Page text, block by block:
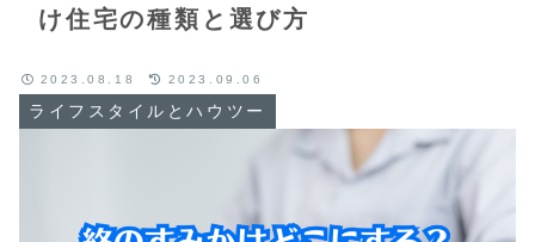
け住宅の種類と選び方
ライフスタイルとハウツー
2023.08.18 2023.09.06